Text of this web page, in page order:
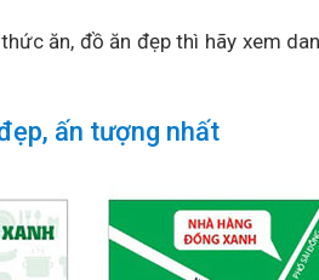
ăn, đồ ăn đẹp thì hãy xem
ấn tượng nhất